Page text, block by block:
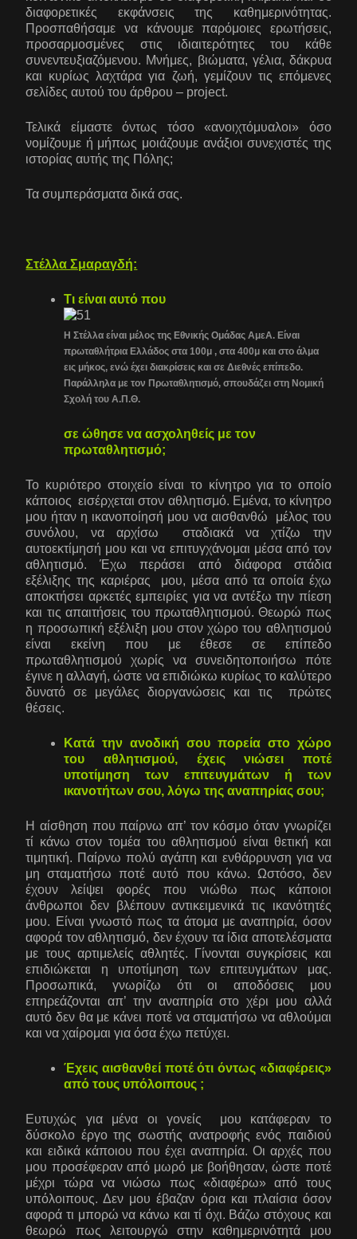
διαφορετικές εκφάνσεις της καθημερινότητας.
Προσπαθήσαμε να κάνουμε παρόμοιες ερωτήσεις,
προσαρμοσμένες στις ιδιαιτερότητες του κάθε
συνεντευξιαζόμενου. Μνήμες, βιώματα, γέλια, δάκρυα
και κυρίως λαχτάρα για ζωή, γεμίζουν τις επόμενες
σελίδες αυτού του άρθρου – project.
Τελικά είμαστε όντως τόσο «ανοιχτόμυαλοι» όσο
νομίζουμε ή μήπως μοιάζουμε ανάξιοι συνεχιστές της
ιστορίας αυτής της Πόλης;
Τα συμπεράσματα δικά σας.
Στέλλα Σμαραγδή:
Τι είναι αυτό που
Η Στέλλα είναι μέλος της Εθνικής Ομάδας ΑμεΑ. Είναι
πρωταθλήτρια Ελλάδος στα 100μ , στα 400μ και στο άλμα
εις μήκος, ενώ έχει διακρίσεις και σε Διεθνές επίπεδο.
Παράλληλα με τον Πρωταθλητισμό, σπουδάζει στη Νομική
Σχολή του Α.Π.Θ.
σε ώθησε να ασχοληθείς με τον
πρωταθλητισμό;
Το κυριότερο στοιχείο είναι το κίνητρο για το οποίο
κάποιος εισέρχεται στον αθλητισμό. Εμένα, το κίνητρο
μου ήταν η ικανοποίησή μου να αισθανθώ μέλος του
συνόλου, να αρχίσω σταδιακά να χτίζω την
αυτοεκτίμησή μου και να επιτυγχάνομαι μέσα από τον
αθλητισμό. Έχω περάσει από διάφορα στάδια
εξέλιξης της καριέρας μου, μέσα από τα οποία έχω
αποκτήσει αρκετές εμπειρίες για να αντέξω την πίεση
και τις απαιτήσεις του πρωταθλητισμού. Θεωρώ πως
η προσωπική εξέλιξη μου στον χώρο του αθλητισμού
είναι εκείνη που με έθεσε σε επίπεδο
πρωταθλητισμού χωρίς να συνειδητοποιήσω πότε
έγινε η αλλαγή, ώστε να επιδιώκω κυρίως το καλύτερο
δυνατό σε μεγάλες διοργανώσεις και τις πρώτες
θέσεις.
Κατά την ανοδική σου πορεία στο χώρο
του αθλητισμού, έχεις νιώσει ποτέ
υποτίμηση των επιτευγμάτων ή των
ικανοτήτων σου, λόγω της αναπηρίας σου;
Η αίσθηση που παίρνω απ’ τον κόσμο όταν γνωρίζει
τί κάνω στον τομέα του αθλητισμού είναι θετική και
τιμητική. Παίρνω πολύ αγάπη και ενθάρρυνση για να
μη σταματήσω ποτέ αυτό που κάνω. Ωστόσο, δεν
έχουν λείψει φορές που νιώθω πως κάποιοι
άνθρωποι δεν βλέπουν αντικειμενικά τις ικανότητές
μου. Είναι γνωστό πως τα άτομα με αναπηρία, όσον
αφορά τον αθλητισμό, δεν έχουν τα ίδια αποτελέσματα
με τους αρτιμελείς αθλητές. Γίνονται συγκρίσεις και
επιδιώκεται η υποτίμηση των επιτευγμάτων μας.
Προσωπικά, γνωρίζω ότι οι αποδόσεις μου
επηρεάζονται απ’ την αναπηρία στο χέρι μου αλλά
αυτό δεν θα με κάνει ποτέ να σταματήσω να αθλούμαι
και να χαίρομαι για όσα έχω πετύχει.
Έχεις αισθανθεί ποτέ ότι όντως «διαφέρεις»
από τους υπόλοιπους ;
Ευτυχώς για μένα οι γονείς μου κατάφεραν το
δύσκολο έργο της σωστής ανατροφής ενός παιδιού
και ειδικά κάποιου που έχει αναπηρία. Οι αρχές που
μου προσέφεραν από μωρό με βοήθησαν, ώστε ποτέ
μέχρι τώρα να νιώσω πως «διαφέρω» από τους
υπόλοιπους. Δεν μου έβαζαν όρια και πλαίσια όσον
αφορά τι μπορώ να κάνω και τί όχι. Βάζω στόχους και
θεωρώ πως λειτουργώ στην καθημερινότητά μου